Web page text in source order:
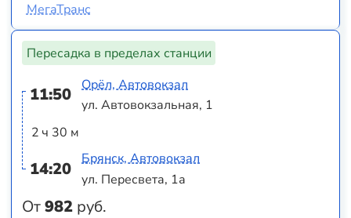
МегаТранс
Пересадка в пределах станции
11:50
2 ч 30 м
14:20
От982 руб.
Орёл, Автовокзал
ул. Автовокзальная, 1
Брянск, Автовокзал
ул. Пересвета, 1а